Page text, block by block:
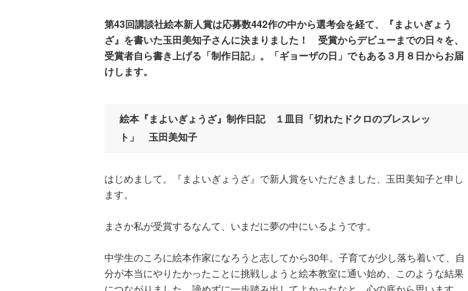
第43回講談社絵本新人賞は応募数442作の中から選考会を経て、『まよいぎょう
ざ』を書いた玉田美知子さんに決まりました！ 受賞からデビューまでの日々を、
受賞者自ら書き上げる「制作日記」。「ギョーザの日」でもある３月８日からお届
けします。
絵本『まよいぎょうざ』制作日記 １皿目「切れたドクロのブレスレッ
ト」 玉田美知子
はじめまして。『まよいぎょうざ』で新人賞をいただきました、玉田美知子と申し
ます。
まさか私が受賞するなんて、いまだに夢の中にいるようです。
中学生のころに絵本作家になろうと志してから30年。子育てが少し落ち着いて、自
分が本当にやりたかったことに挑戦しようと絵本教室に通い始め、このような結果